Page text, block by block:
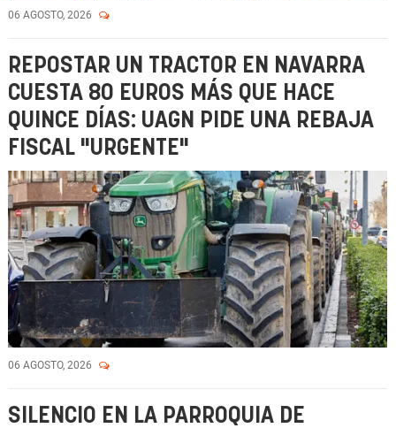
06 AGOSTO, 2026
REPOSTAR UN TRACTOR EN NAVARRA
CUESTA 80 EUROS MÁS QUE HACE
QUINCE DÍAS: UAGN PIDE UNA REBAJA
FISCAL "URGENTE"
06 AGOSTO, 2026
SILENCIO EN LA PARROQUIA DE